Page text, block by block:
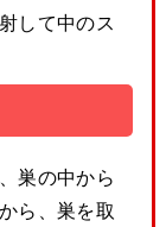
して中のス
巣の中から
ら、巣を取